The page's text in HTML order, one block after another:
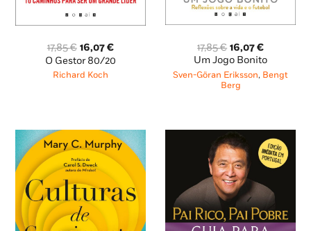
17,85€ O
preço
original
16,07€O
preço
O Gestor 80/20
Richard Koch
17,85€ O
preço
original
era:
16,07€O
preço
atual
Um Jogo Bonito
Sven-Göran Eriksson, Bengt
Berg